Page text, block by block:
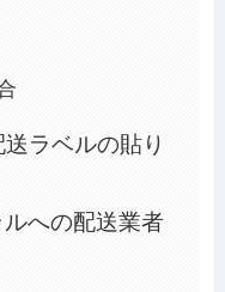
ラベルの貼り
への配送業者